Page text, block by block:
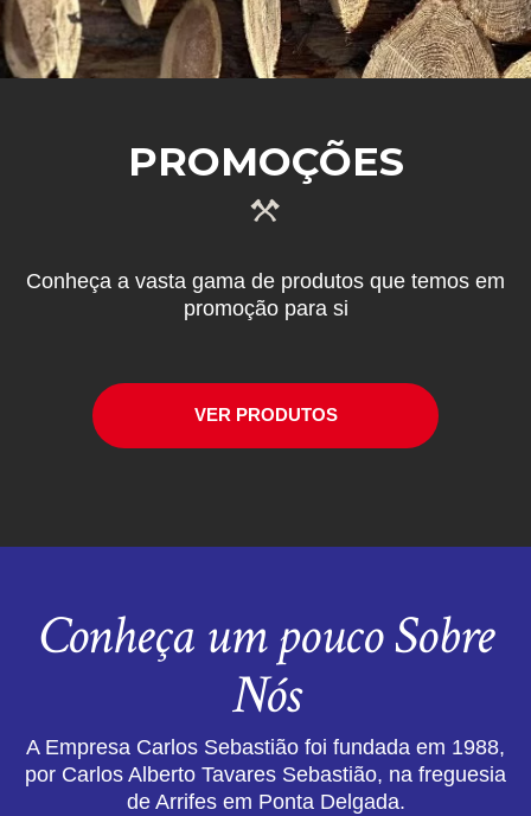
PROMOÇÕES
Conheça a vasta gama de produtos que temos em
promoção para si
VER PRODUTOS
Conheça um pouco Sobre
Nós
A Empresa Carlos Sebastião foi fundada em 1988,
por Carlos Alberto Tavares Sebastião, na freguesia
de Arrifes em Ponta Delgada.